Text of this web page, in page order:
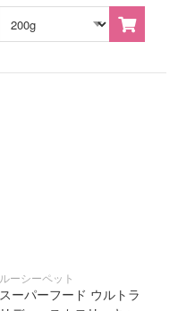
ルーシーペット
スーパーフード ウルトラ